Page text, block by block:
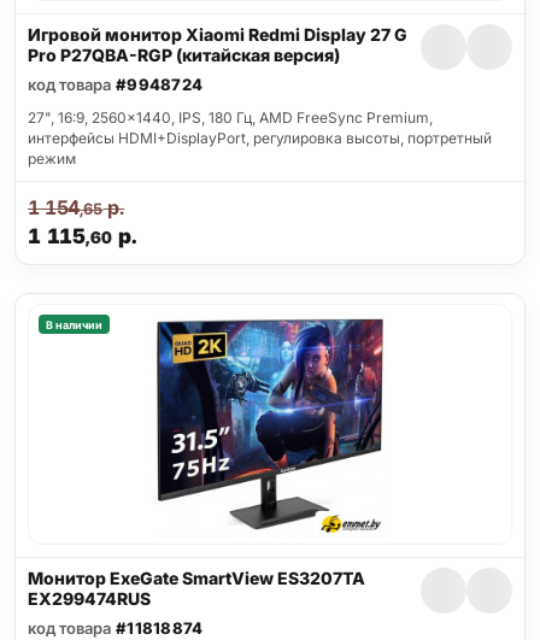
Игровой монитор Xiaomi Redmi Display 27 G
Pro P27QBA-RGP (китайская версия)
код товара #9948724
27", 16:9, 2560x1440, IPS, 180 Гц, AMD FreeSync Premium,
интерфейсы HDMI+DisplayPort, регулировка высоты, портретный
режим
1 115,60 р.
1 154,65р.
В наличии
Монитор ExeGate SmartView ES3207TA
EX299474RUS
код товара #11818874